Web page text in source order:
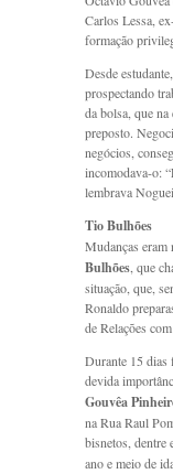
Carlos Lessa,
formação
Desde
prospectando
da bolsa, que
preposto.
negócios,
incomodava-o:
lembrava
Tio Bulhões
Mudanças eram
Bulhões, que
situação, que,
Ronaldo
de Relações
Durante 15 dias
devida
Gouvêa
na Rua Raul
bisnetos, dentre
ano e meio de